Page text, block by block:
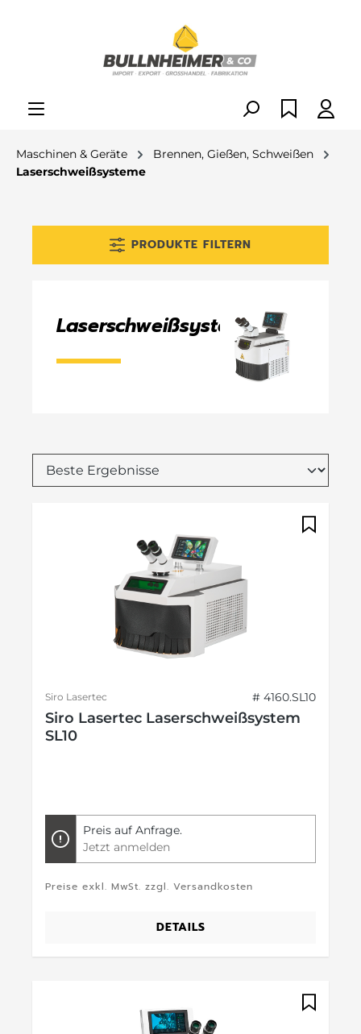
Maschinen & Geräte
Brennen, Gießen, Schweißen
Laserschweißsysteme
PRODUKTE FILTERN
Laserschweißsysteme
Siro Lasertec # 4160.SL10
Siro Lasertec Laserschweißsystem
SL10
Preis auf Anfrage.
Jetzt anmelden
Preise exkl. MwSt. zzgl. Versandkosten
DETAILS